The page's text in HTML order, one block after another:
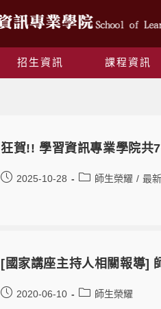
招生資訊 課程資訊
狂賀!! 學習資訊專業學院共
2025-10-28 師生榮耀 / 最
[國家講座主持人相關報導]
2020-06-10 師生榮耀